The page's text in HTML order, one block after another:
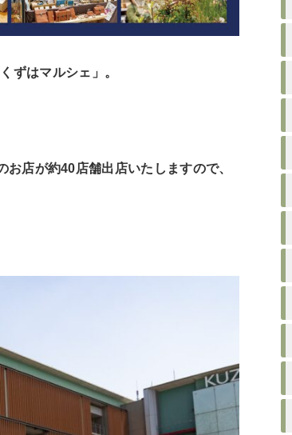
ずはマルシェ」。
店が約40店舗出店いたしますので、